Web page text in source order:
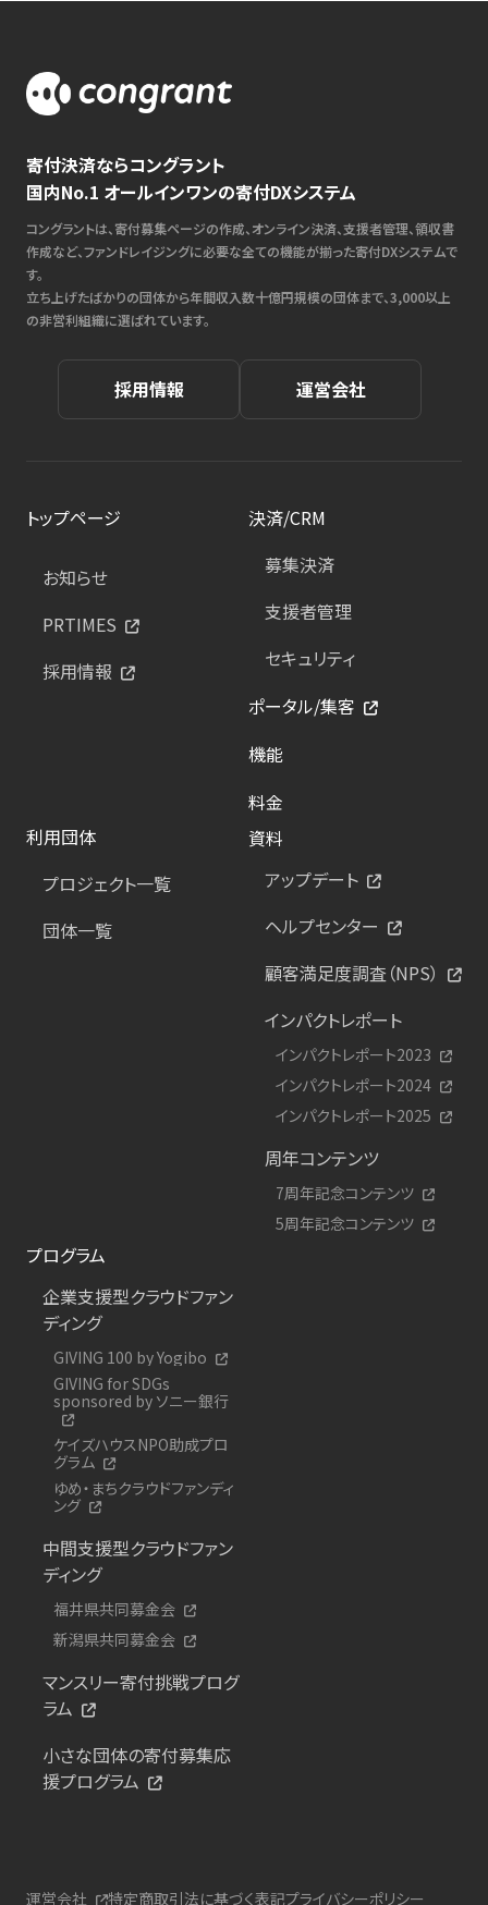
寄付決済ならコングラント
国内No.1 オールインワンの寄付DXシステム
コングラントは、寄付募集ページの作成、オンライン決済、支援者管理、領収書
作成など、ファンドレイジングに必要な全ての機能が揃った寄付DXシステムで
す。
立ち上げたばかりの団体から年間収入数十億円規模の団体まで、3,000以上
の非営利組織に選ばれています。
採用情報 運営会社
トップページ
お知らせ
PRTIMES
採用情報
決済/CRM
募集決済
支援者管理
セキュリティ
ポータル/集客
機能
料金
利用団体
プロジェクト一覧
団体一覧
資料
アップデート
ヘルプセンター
顧客満足度調査（NPS）
インパクトレポート
インパクトレポート2023
インパクトレポート2024
インパクトレポート2025
周年コンテンツ
7周年記念コンテンツ
5周年記念コンテンツ
プログラム
企業支援型クラウドファン
ディング
GIVING 100 by Yogibo
GIVING for SDGs
sponsored by ソニー銀行
ケイズハウスNPO助成プロ
グラム
ゆめ・まちクラウドファンディ
ング
中間支援型クラウドファン
ディング
福井県共同募金会
新潟県共同募金会
マンスリー寄付挑戦プログ
ラム
小さな団体の寄付募集応
援プログラム
運営会社 特定商取引法に基づく表記プライバシーポリシー